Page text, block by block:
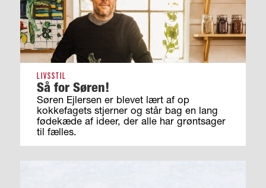
LIVSSTIL
Så for Søren!
Søren Ejlersen er blevet lært af op
kokkefagets stjerner og står bag en lang
fødekæde af ideer, der alle har grøntsager
til fælles.